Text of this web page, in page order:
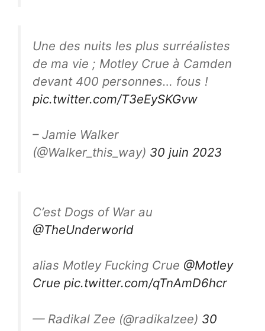
Une des nuits les plus surréalistes
de ma vie ; Motley Crue à Camden
devant 400 personnes… fous !
pic.twitter.com/T3eEySKGvw
– Jamie Walker
(@Walker_this_way) 30 juin 2023
C’est Dogs of War au
@TheUnderworld
alias Motley Fucking Crue @Motley
Crue pic.twitter.com/qTnAmD6hcr
— Radikal Zee (@radikalzee) 30